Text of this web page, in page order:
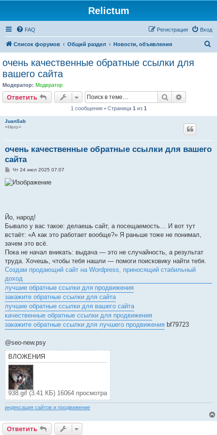
Relictum
FAQ Вход
Регистрация
Список форумов Общий раздел Новости, объявления
очень качественные обратные ссылки для
вашего сайта
Модератор: Модератор
Ответить Поиск
1 сообщение • Страница 1 из 1
JuanSab
=Hero=
очень качественные обратные ссылки для вашего
сайта
С
о
б
е
Чт 24 июл 2025 07:07
Йо, народ!
Бывало у вас такое: делаешь сайт, а посещаемость… И вот тут
встаёт: «А как это работает вообще?» Я раньше тоже не понимал,
зачем это всё.
Пока не начал вникать: выдача — это не случайность, а результат
труда. Хочешь, чтобы тебя нашли — помоги поисковику найти тебя.
Создам продающий сайт на Wordpress, приносящий стабильный
доход
лучшие обратные ссылки для продвижения
закажите обратные ссылки для сайта
лучшие обратные ссылки для вашего сайта
качественные обратные ссылки для продвижения
закажите обратные ссылки для лучшего продвижения bf79723
@seo-new.psy
ВЛОЖЕНИЯ
938.gif (3.41 КБ) 16064 просмотра
индексация сайтов и продвижение
Ответить